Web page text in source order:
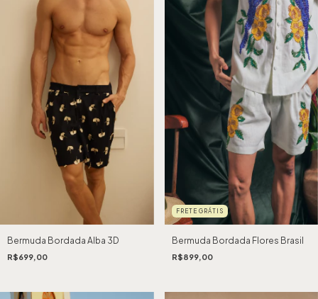
Bermuda Bordada Alba 3D
R$699,00
FRETE GRÁTIS
Bermuda Bordada Flores Brasil
R$899,00